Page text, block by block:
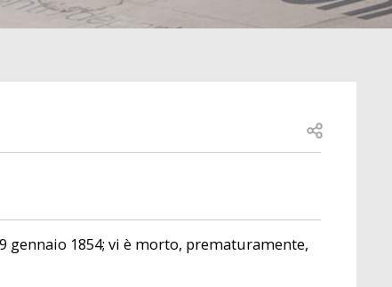
Open share
gennaio 1854; vi è morto, prematuramente,